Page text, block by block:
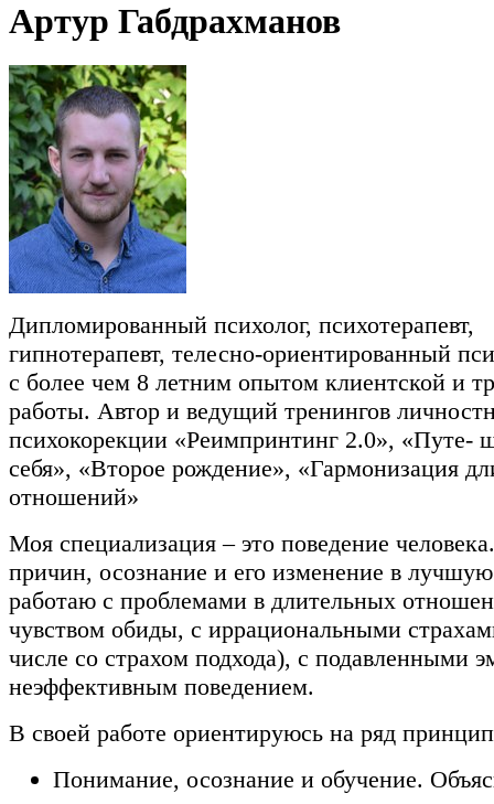
Артур Габдрахманов
Дипломированный психолог, психотерапевт,
гипнотерапевт, телесно-ориентированный
с более чем 8 летним опытом клиентской и
работы. Автор и ведущий тренингов
психокорекции «Реимпринтинг 2.0», «Путе-
себя», «Второе рождение», «Гармонизация
отношений»
Моя специализация – это поведение
причин, осознание и его изменение в
работаю с проблемами в длительных
чувством обиды, с иррациональными
числе со страхом подхода), с подавленными
неэффективным поведением.
В своей работе ориентируюсь на ряд
Понимание, осознание и обучение.